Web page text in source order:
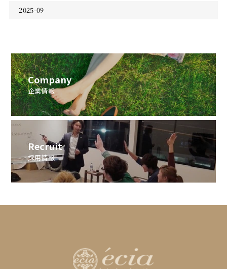
2025-09
Company
企業情報
Recruit
採用情報